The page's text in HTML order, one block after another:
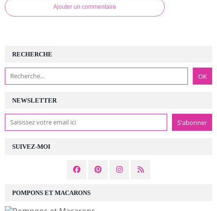
Ajouter un commentaire
NEWSLETTER
SUIVEZ-MOI
RECHERCHE
POMPONS ET MACARONS